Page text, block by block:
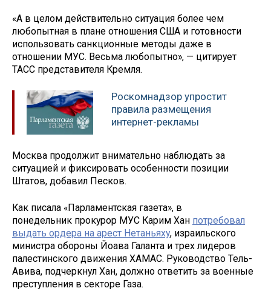
«А в целом действительно ситуация более чем
любопытная в плане отношения США и готовности
использовать санкционные методы даже в
отношении МУС. Весьма любопытно», — цитирует
ТАСС представителя Кремля.
Роскомнадзор упростит
правила размещения
интернет-рекламы
Москва продолжит внимательно наблюдать за
ситуацией и фиксировать особенности позиции
Штатов, добавил Песков.
Как писала «Парламентская газета», в
понедельник прокурор МУС Карим Хан потребовал
выдать ордера на арест Нетаньяху, израильского
министра обороны Йоава Галанта и трех лидеров
палестинского движения ХАМАС. Руководство Тель-
Авива, подчеркнул Хан, должно ответить за военные
преступления в секторе Газа.